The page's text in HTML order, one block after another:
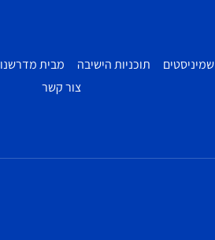
שמיניסטים תוכניות הישיבה מבית מדרשנו
צור קשר